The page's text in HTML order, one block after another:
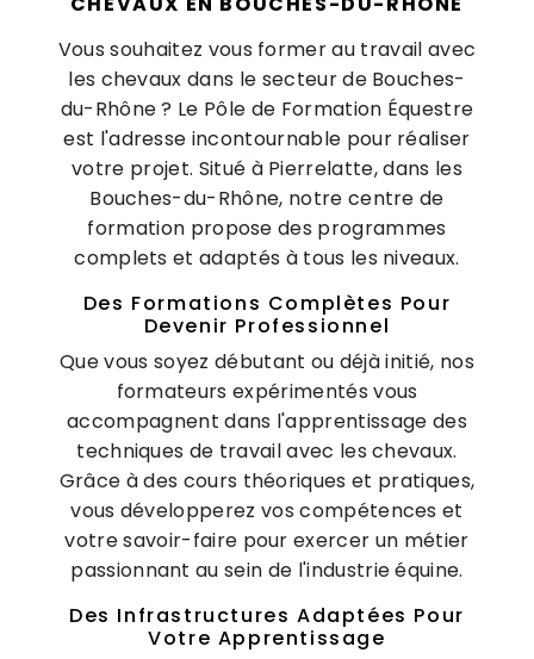
Vous souhaitez vous former au travail avec
les chevaux dans le secteur de Bouches-
du-Rhône ? Le Pôle de Formation Équestre
est l'adresse incontournable pour réaliser
votre projet. Situé à Pierrelatte, dans les
Bouches-du-Rhône, notre centre de
formation propose des programmes
complets et adaptés à tous les niveaux.
Des Formations Complètes Pour
Devenir Professionnel
Que vous soyez débutant ou déjà initié, nos
formateurs expérimentés vous
accompagnent dans l'apprentissage des
techniques de travail avec les chevaux.
Grâce à des cours théoriques et pratiques,
vous développerez vos compétences et
votre savoir-faire pour exercer un métier
passionnant au sein de l'industrie équine.
Des Infrastructures Adaptées Pour
Votre Apprentissage